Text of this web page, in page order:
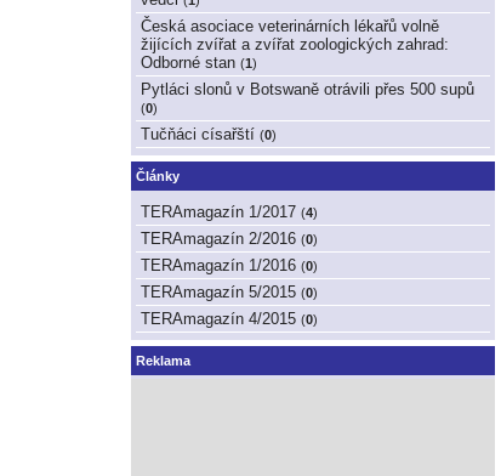
Česká asociace veterinárních lékařů volně
žijících zvířat a zvířat zoologických zahrad:
Odborné stan (1)
Pytláci slonů v Botswaně otrávili přes 500 supů
(0)
Tučňáci císařští (0)
Články
TERAmagazín 1/2017 (4)
TERAmagazín 2/2016 (0)
TERAmagazín 1/2016 (0)
TERAmagazín 5/2015 (0)
TERAmagazín 4/2015 (0)
Reklama